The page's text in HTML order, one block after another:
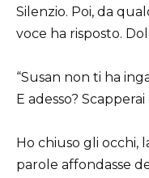
Silenzio. Poi, da
voce ha risposto.
“Susan non ti ha
E adesso?
Ho chiuso gli occhi,
parole affondasse